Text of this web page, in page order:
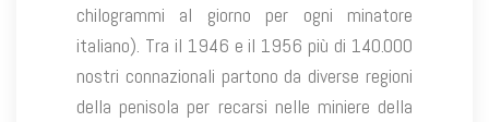
chilogrammi al giorno per ogni minatore
italiano). Tra il 1946 e il 1956 più di 140.000
nostri connazionali partono da diverse regioni
della penisola per recarsi nelle miniere della